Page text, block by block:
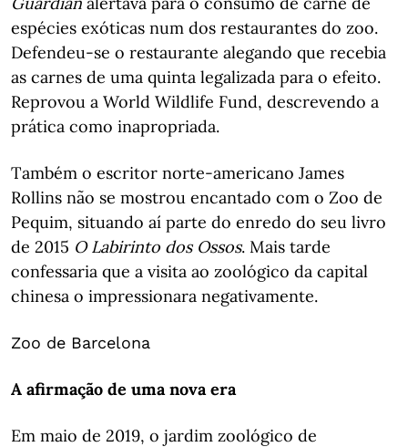
espécies exóticas num dos restaurantes do zoo.
Defendeu-se o restaurante alegando que recebia
as carnes de uma quinta legalizada para o efeito.
Reprovou a World Wildlife Fund, descrevendo a
prática como inapropriada.
Também o escritor norte-americano James
Rollins não se mostrou encantado com o Zoo de
Pequim, situando aí parte do enredo do seu livro
de 2015 O Labirinto dos Ossos. Mais tarde
confessaria que a visita ao zoológico da capital
chinesa o impressionara negativamente.
Zoo de Barcelona
A afirmação de uma nova era
Em maio de 2019, o jardim zoológico de